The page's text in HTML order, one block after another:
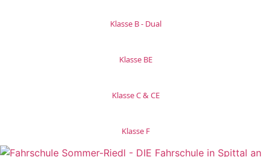
Klasse B - Dual
Klasse BE
Klasse C & CE
Klasse F